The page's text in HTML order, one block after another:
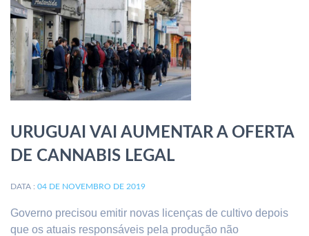
URUGUAI VAI AUMENTAR A OFERTA
DE CANNABIS LEGAL
DATA : 04 DE NOVEMBRO DE 2019
Governo precisou emitir novas licenças de cultivo depois
que os atuais responsáveis pela produção não